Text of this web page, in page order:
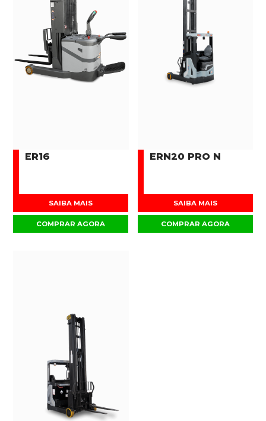
ER16
SAIBA MAIS
COMPRAR AGORA
ERN20 PRO N
SAIBA MAIS
COMPRAR AGORA